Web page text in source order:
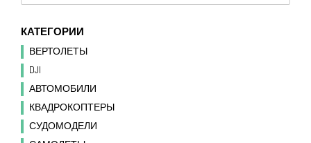
КАТЕГОРИИ
ВЕРТОЛЕТЫ
DJI
АВТОМОБИЛИ
КВАДРОКОПТЕРЫ
СУДОМОДЕЛИ